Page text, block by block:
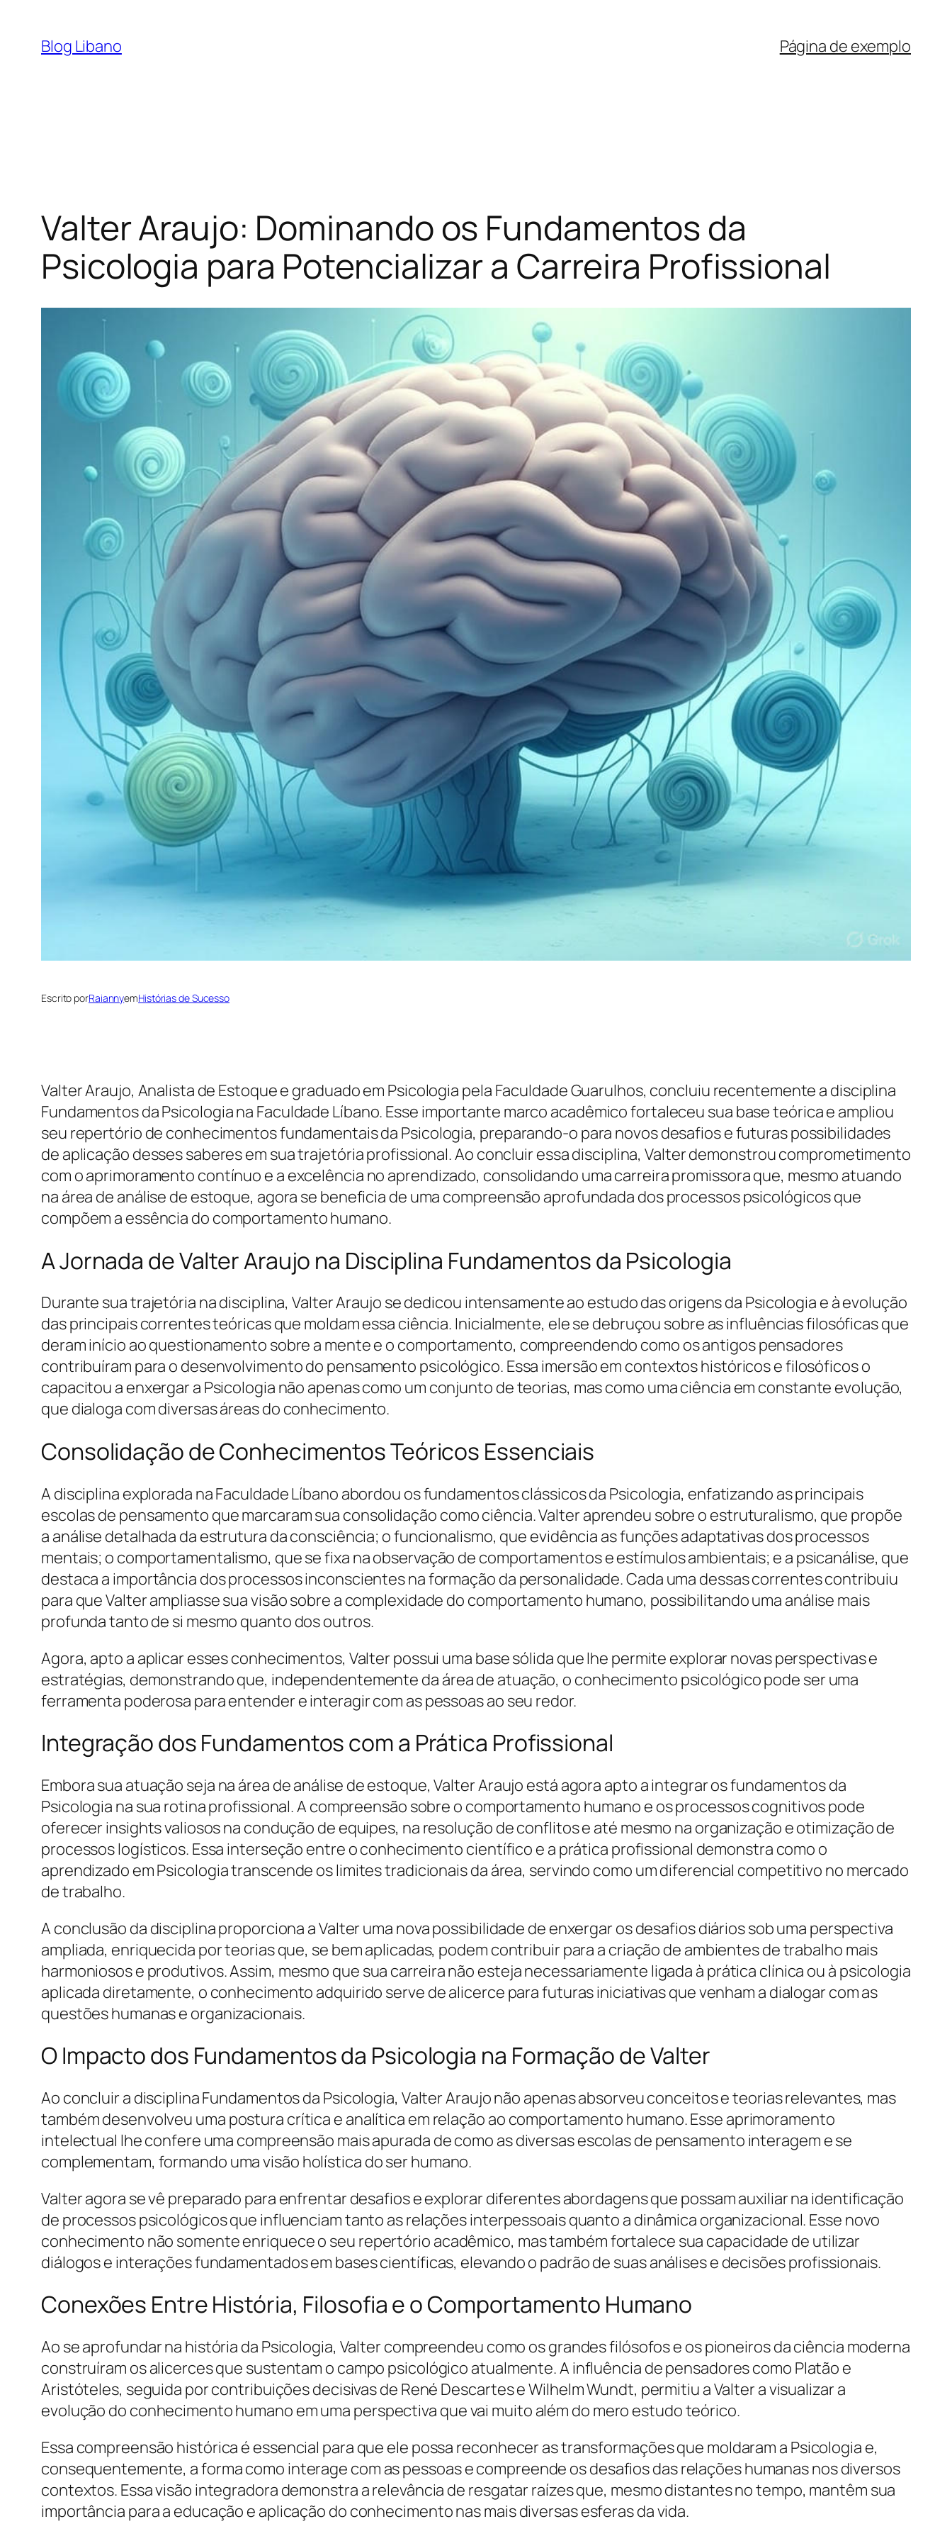
Blog Libano Página de exemplo
Valter Araujo: Dominando os Fundamentos da
Psicologia para Potencializar a Carreira Profissional
Escrito porRaiannyemHistórias de Sucesso
Valter Araujo, Analista de Estoque e graduado em Psicologia pela Faculdade Guarulhos, concluiu recentemente a disciplina
Fundamentos da Psicologia na Faculdade Líbano. Esse importante marco acadêmico fortaleceu sua base teórica e ampliou
seu repertório de conhecimentos fundamentais da Psicologia, preparando-o para novos desafios e futuras possibilidades
de aplicação desses saberes em sua trajetória profissional. Ao concluir essa disciplina, Valter demonstrou comprometimento
com o aprimoramento contínuo e a excelência no aprendizado, consolidando uma carreira promissora que, mesmo atuando
na área de análise de estoque, agora se beneficia de uma compreensão aprofundada dos processos psicológicos que
compõem a essência do comportamento humano.
A Jornada de Valter Araujo na Disciplina Fundamentos da Psicologia
Durante sua trajetória na disciplina, Valter Araujo se dedicou intensamente ao estudo das origens da Psicologia e à evolução
das principais correntes teóricas que moldam essa ciência. Inicialmente, ele se debruçou sobre as influências filosóficas que
deram início ao questionamento sobre a mente e o comportamento, compreendendo como os antigos pensadores
contribuíram para o desenvolvimento do pensamento psicológico. Essa imersão em contextos históricos e filosóficos o
capacitou a enxergar a Psicologia não apenas como um conjunto de teorias, mas como uma ciência em constante evolução,
que dialoga com diversas áreas do conhecimento.
Consolidação de Conhecimentos Teóricos Essenciais
A disciplina explorada na Faculdade Líbano abordou os fundamentos clássicos da Psicologia, enfatizando as principais
escolas de pensamento que marcaram sua consolidação como ciência. Valter aprendeu sobre o estruturalismo, que propõe
a análise detalhada da estrutura da consciência; o funcionalismo, que evidência as funções adaptativas dos processos
mentais; o comportamentalismo, que se fixa na observação de comportamentos e estímulos ambientais; e a psicanálise, que
destaca a importância dos processos inconscientes na formação da personalidade. Cada uma dessas correntes contribuiu
para que Valter ampliasse sua visão sobre a complexidade do comportamento humano, possibilitando uma análise mais
profunda tanto de si mesmo quanto dos outros.
Agora, apto a aplicar esses conhecimentos, Valter possui uma base sólida que lhe permite explorar novas perspectivas e
estratégias, demonstrando que, independentemente da área de atuação, o conhecimento psicológico pode ser uma
ferramenta poderosa para entender e interagir com as pessoas ao seu redor.
Integração dos Fundamentos com a Prática Profissional
Embora sua atuação seja na área de análise de estoque, Valter Araujo está agora apto a integrar os fundamentos da
Psicologia na sua rotina profissional. A compreensão sobre o comportamento humano e os processos cognitivos pode
oferecer insights valiosos na condução de equipes, na resolução de conflitos e até mesmo na organização e otimização de
processos logísticos. Essa interseção entre o conhecimento científico e a prática profissional demonstra como o
aprendizado em Psicologia transcende os limites tradicionais da área, servindo como um diferencial competitivo no mercado
de trabalho.
A conclusão da disciplina proporciona a Valter uma nova possibilidade de enxergar os desafios diários sob uma perspectiva
ampliada, enriquecida por teorias que, se bem aplicadas, podem contribuir para a criação de ambientes de trabalho mais
harmoniosos e produtivos. Assim, mesmo que sua carreira não esteja necessariamente ligada à prática clínica ou à psicologia
aplicada diretamente, o conhecimento adquirido serve de alicerce para futuras iniciativas que venham a dialogar com as
questões humanas e organizacionais.
O Impacto dos Fundamentos da Psicologia na Formação de Valter
Ao concluir a disciplina Fundamentos da Psicologia, Valter Araujo não apenas absorveu conceitos e teorias relevantes, mas
também desenvolveu uma postura crítica e analítica em relação ao comportamento humano. Esse aprimoramento
intelectual lhe confere uma compreensão mais apurada de como as diversas escolas de pensamento interagem e se
complementam, formando uma visão holística do ser humano.
Valter agora se vê preparado para enfrentar desafios e explorar diferentes abordagens que possam auxiliar na identificação
de processos psicológicos que influenciam tanto as relações interpessoais quanto a dinâmica organizacional. Esse novo
conhecimento não somente enriquece o seu repertório acadêmico, mas também fortalece sua capacidade de utilizar
diálogos e interações fundamentados em bases científicas, elevando o padrão de suas análises e decisões profissionais.
Conexões Entre História, Filosofia e o Comportamento Humano
Ao se aprofundar na história da Psicologia, Valter compreendeu como os grandes filósofos e os pioneiros da ciência moderna
construíram os alicerces que sustentam o campo psicológico atualmente. A influência de pensadores como Platão e
Aristóteles, seguida por contribuições decisivas de René Descartes e Wilhelm Wundt, permitiu a Valter a visualizar a
evolução do conhecimento humano em uma perspectiva que vai muito além do mero estudo teórico.
Essa compreensão histórica é essencial para que ele possa reconhecer as transformações que moldaram a Psicologia e,
consequentemente, a forma como interage com as pessoas e compreende os desafios das relações humanas nos diversos
contextos. Essa visão integradora demonstra a relevância de resgatar raízes que, mesmo distantes no tempo, mantêm sua
importância para a educação e aplicação do conhecimento nas mais diversas esferas da vida.